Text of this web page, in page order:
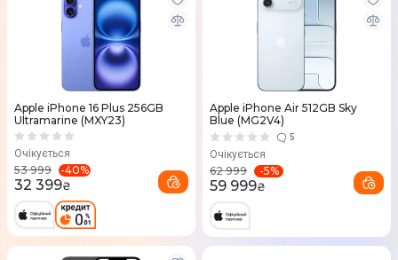
Apple iPhone 16 Plus 256GB
Ultramarine (MXY23)
Очікується
53 999 -40%
32 399₴
Apple iPhone Air 512GB Sky
Blue (MG2V4)
5
Очікується
62 999 -5%
59 999₴